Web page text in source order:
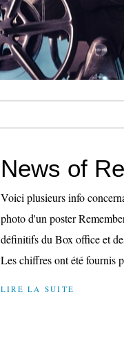
News of
Voici plusieurs info
photo d'un poster
définitifs du Box office et
Les chiffres ont été fournis
LIRE LA SUITE